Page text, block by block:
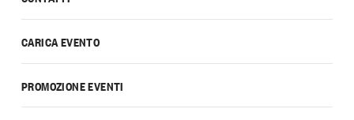
CARICA EVENTO
PROMOZIONE EVENTI